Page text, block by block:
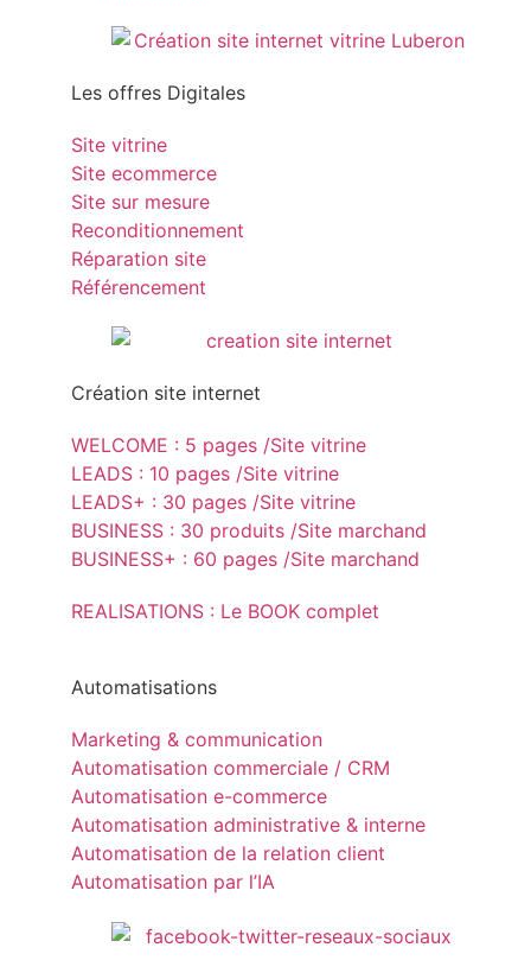
Les offres Digitales
Site vitrine
Site ecommerce
Site sur mesure
Reconditionnement
Réparation site
Référencement
Création site internet
WELCOME : 5 pages /Site vitrine
LEADS : 10 pages /Site vitrine
LEADS+ : 30 pages /Site vitrine
BUSINESS : 30 produits /Site marchand
BUSINESS+ : 60 pages /Site marchand
REALISATIONS : Le BOOK complet
Automatisations
Marketing & communication
Automatisation commerciale / CRM
Automatisation e-commerce
Automatisation administrative & interne
Automatisation de la relation client
Automatisation par l’IA